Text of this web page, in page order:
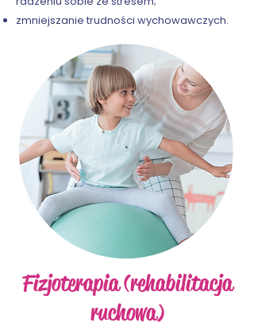
zmniejszanie trudności wychowawczych.
Fizjoterapia (rehabilitacja
ruchowa)